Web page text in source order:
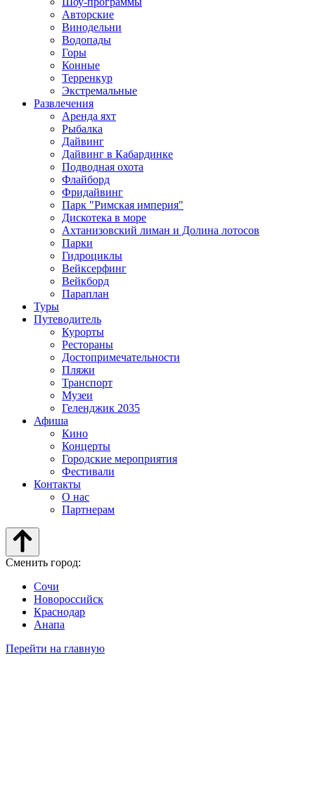
Авторские
Винодельни
Водопады
Горы
Конные
Терренкур
Экстремальные
Развлечения
Аренда яхт
Рыбалка
Дайвинг
Дайвинг в Кабардинке
Подводная охота
Флайборд
Фридайвинг
Парк "Римская империя"
Дискотека в море
Ахтанизовский лиман и Долина лотосов
Парки
Гидроциклы
Вейксерфинг
Вейкборд
Параплан
Туры
Путеводитель
Курорты
Рестораны
Достопримечательности
Пляжи
Транспорт
Музеи
Геленджик 2035
Афиша
Кино
Концерты
Городские мероприятия
Фестивали
Контакты
О нас
Партнерам
Сменить город:
Сочи
Новороссийск
Краснодар
Анапа
Перейти на главную